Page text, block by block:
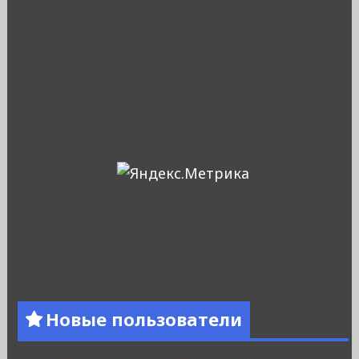
Новые пользователи